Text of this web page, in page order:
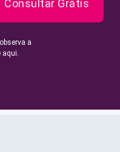
Consultar Grátis
a
aqui.